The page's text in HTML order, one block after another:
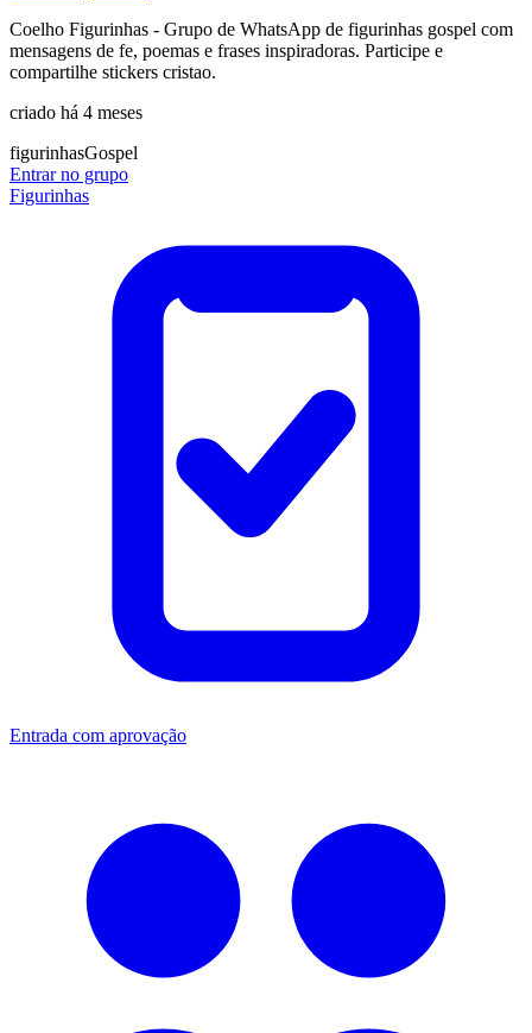
Coelho Figurinhas - Grupo de WhatsApp de figurinhas gospel com
mensagens de fe, poemas e frases inspiradoras. Participe e
compartilhe stickers cristao.
criado há 4 meses
figurinhasGospel
Entrar no grupo
Figurinhas
Entrada com aprovação